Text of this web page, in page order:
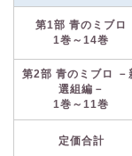
第1部 青のミブロ
1巻～14巻
第2部 青のミブロ －
選組編－
1巻～11巻
定価合計